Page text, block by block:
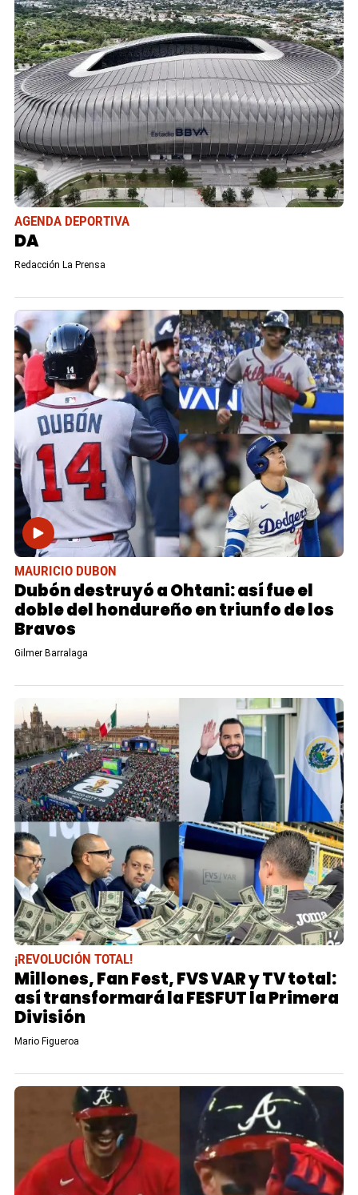
AGENDA DEPORTIVA
DA
Redacción La Prensa
MAURICIO DUBON
Dubón destruyó a Ohtani: así fue el
doble del hondureño en triunfo de los
Bravos
Gilmer Barralaga
¡REVOLUCIÓN TOTAL!
Millones, Fan Fest, FVS VAR y TV total:
así transformará la FESFUT la Primera
División
Mario Figueroa